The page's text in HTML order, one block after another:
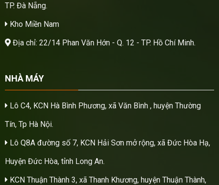
TP. Đà Nẵng.
Kho Miền Nam
Địa chỉ: 22/14 Phan Văn Hớn - Q. 12 - TP. Hồ Chí Minh.
NHÀ MÁY
Lô C4, KCN Hà Bình Phương, xã Văn Bình , huyện Thường
Tín, Tp Hà Nội.
Lô Q8A đường số 7, KCN Hải Sơn mở rộng, xã Đức Hòa Hạ,
Huyện Đức Hòa, tỉnh Long An.
KCN Thuận Thành 3, xã Thanh Khương, huyện Thuận Thành,